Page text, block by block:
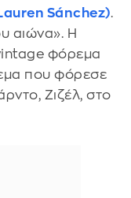
Sánchez).
αιώνα». Η
φόρεμα
που φόρεσε
Ζιζέλ, στο